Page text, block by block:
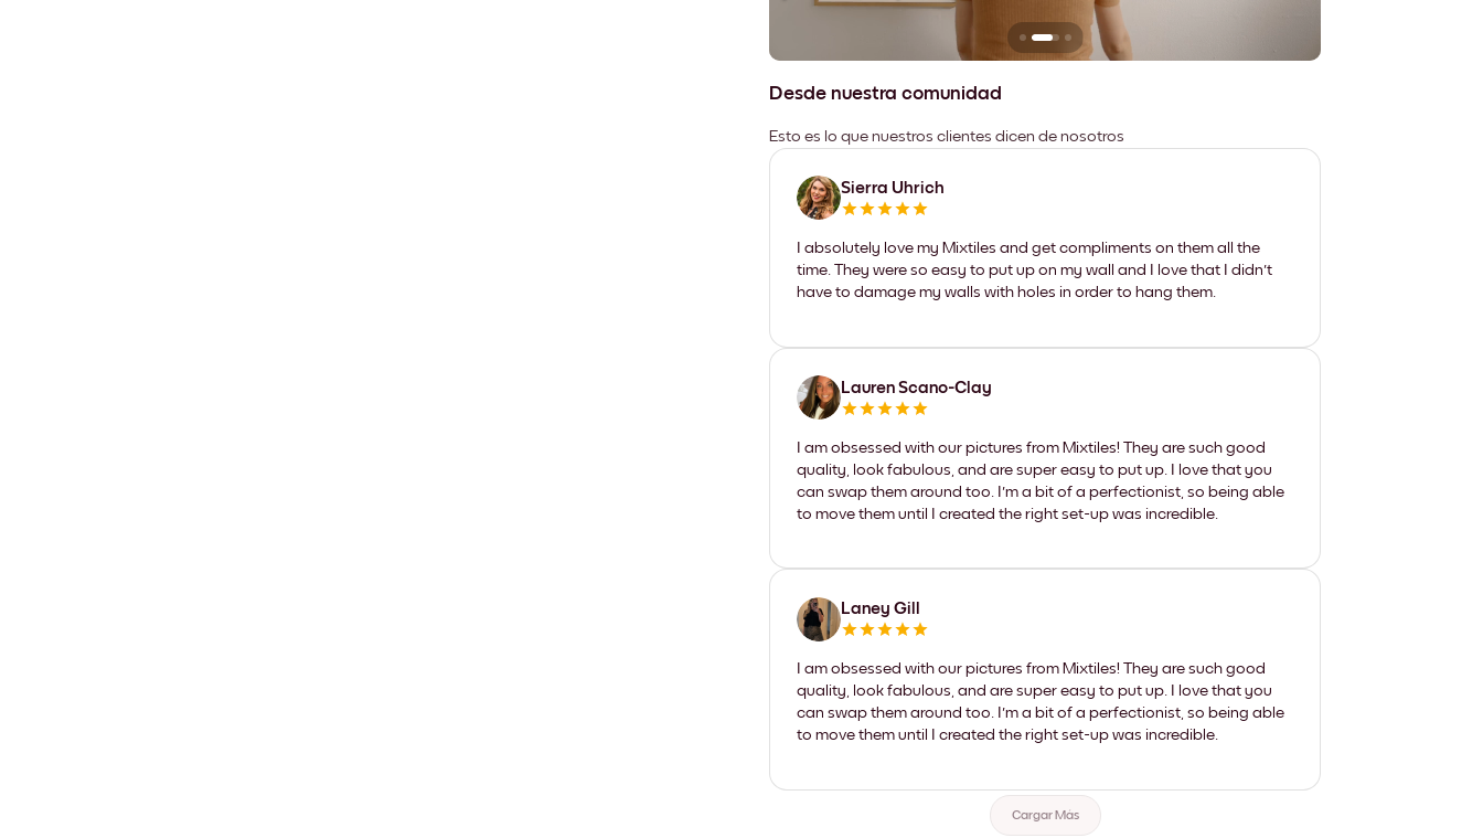
Desde nuestra comunidad
Esto es lo que nuestros clientes dicen de nosotros
Sierra Uhrich
I absolutely love my Mixtiles and get compliments on them all the
time. They were so easy to put up on my wall and I love that I didn't
have to damage my walls with holes in order to hang them.
Lauren Scano-Clay
I am obsessed with our pictures from Mixtiles! They are such good
quality, look fabulous, and are super easy to put up. I love that you
can swap them around too. I'm a bit of a perfectionist, so being able
to move them until I created the right set-up was incredible.
Laney Gill
I am obsessed with our pictures from Mixtiles! They are such good
quality, look fabulous, and are super easy to put up. I love that you
can swap them around too. I'm a bit of a perfectionist, so being able
to move them until I created the right set-up was incredible.
Cargar Más